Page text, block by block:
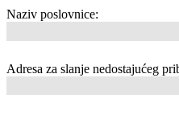
Naziv poslovnice:
Adresa za slanje nedostajućeg